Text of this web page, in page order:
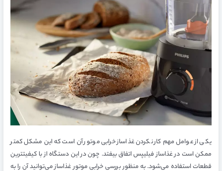
یکی از عوامل مهم کار نکردن غذاساز خرابی موتور آن است که این مشکل کمتر
ممکن است در غذاساز فیلیپس اتفاق بیفتد. چون در این دستگاه از با کیفیتترین
قطعات استفاده می‌شود. به منظور بررسی خرابی موتور غذاساز می‌توانید آن را به